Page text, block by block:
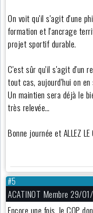
On voit qu'il s'agit d'une
formation et l'ancrage
projet sportif durable.
C'est sûr qu'il s'agit d'un
tout cas, aujourd'hui on
Un maintien sera déjà le
très relevée…
Bonne journée et ALLEZ LE
#5
ACATINOT Membre 29/
Encore une fois, le COP